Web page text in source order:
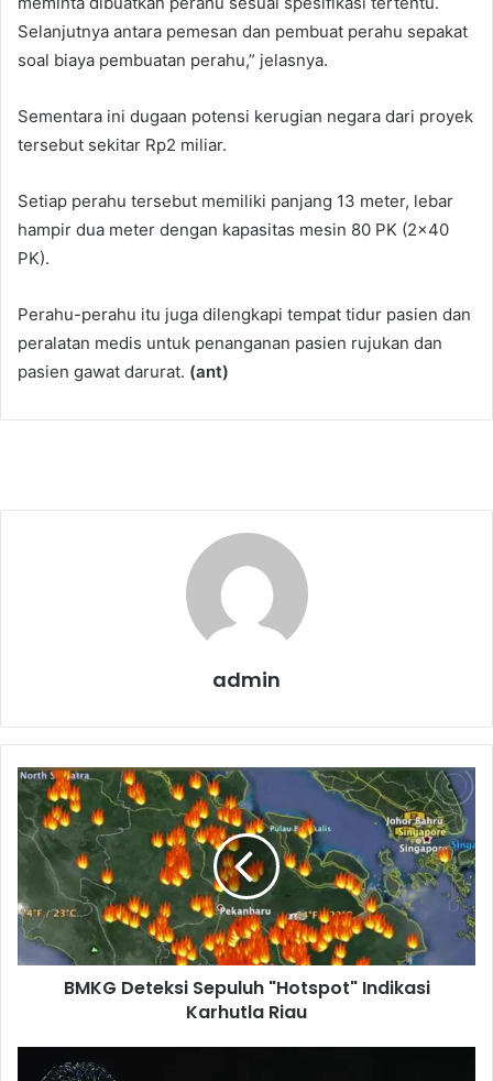
Selanjutnya antara pemesan dan pembuat perahu sepakat
soal biaya pembuatan perahu,” jelasnya.
Sementara ini dugaan potensi kerugian negara dari proyek
tersebut sekitar Rp2 miliar.
Setiap perahu tersebut memiliki panjang 13 meter, lebar
hampir dua meter dengan kapasitas mesin 80 PK (2×40
PK).
Perahu-perahu itu juga dilengkapi tempat tidur pasien dan
peralatan medis untuk penanganan pasien rujukan dan
pasien gawat darurat. (ant)
admin
B
M
G
t
e
k
BMKG Deteksi Sepuluh "Hotspot" Indikasi
Karhutla Riau